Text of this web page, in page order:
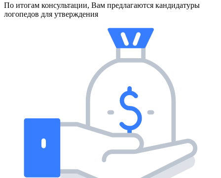
По итогам консультации, Вам предлагаются кандидатуры
логопедов для утверждения